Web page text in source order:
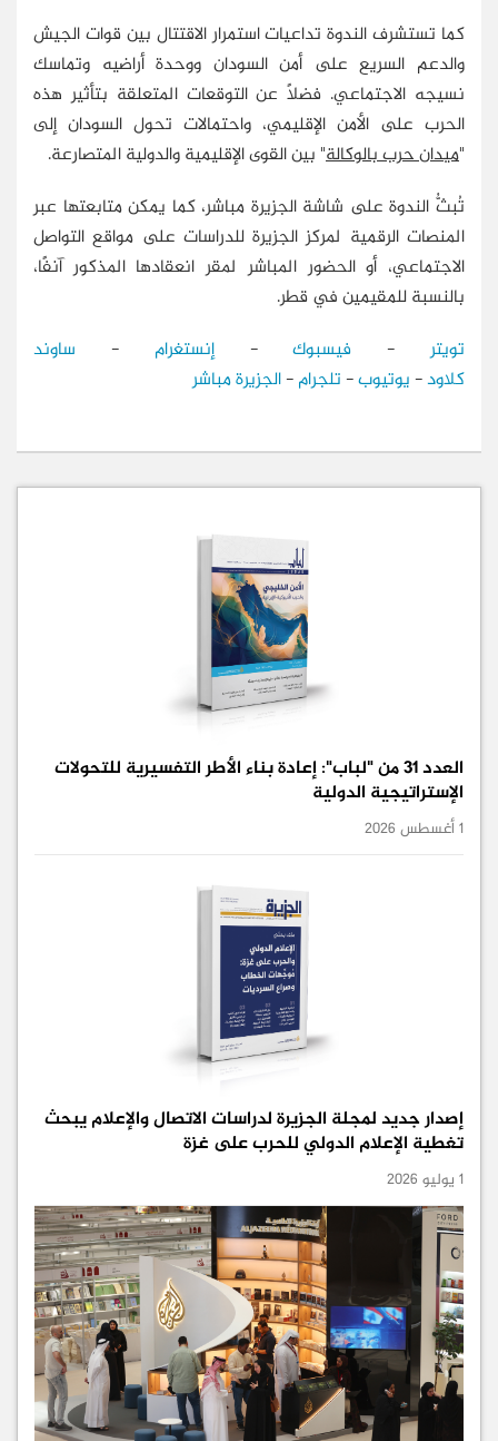
كما تستشرف الندوة تداعيات استمرار الاقتتال بين قوات الجيش
والدعم السريع على أمن السودان ووحدة أراضيه وتماسك
نسيجه الاجتماعي. فضلًا عن التوقعات المتعلقة بتأثير هذه
الحرب على الأمن الإقليمي، واحتمالات تحول السودان إلى
"ميدان حرب بالوكالة" بين القوى الإقليمية والدولية المتصارعة.
تُبثُّ الندوة على شاشة الجزيرة مباشر، كما يمكن متابعتها عبر
المنصات الرقمية لمركز الجزيرة للدراسات على مواقع التواصل
الاجتماعي، أو الحضور المباشر لمقر انعقادها المذكور آنفًا،
بالنسبة للمقيمين في قطر.
تويتر- فيسبوك-إنستغرام - ساوند
كلاود-يوتيوب-تلجرام-الجزيرة مباشر
العدد 31 من "لباب": إعادة بناء الأطر التفسيرية للتحولات
الإستراتيجية الدولية
1 أغسطس 2026
إصدار جديد لمجلة الجزيرة لدراسات الاتصال والإعلام يبحث
تغطية الإعلام الدولي للحرب على غزة
1 يوليو 2026